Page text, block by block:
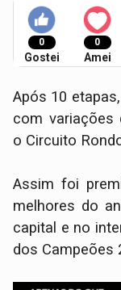
0
Gostei
0
Amei
Após 10
com variações
o Circuito
Assim foi
melhores do
capital e no
dos Campeões